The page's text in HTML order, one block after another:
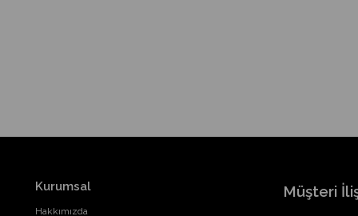
Kurumsal
Hakkımızda
Müşteri